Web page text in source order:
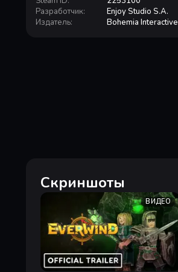
Разработчик:
Enjoy Studio S.A.
Издатель: Bohemia Interactive
Скриншоты
ВИДЕО